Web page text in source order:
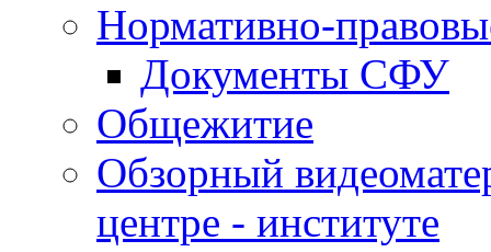
Нормативно-
Документы СФУ
Общежитие
Обзорный
центре - институте